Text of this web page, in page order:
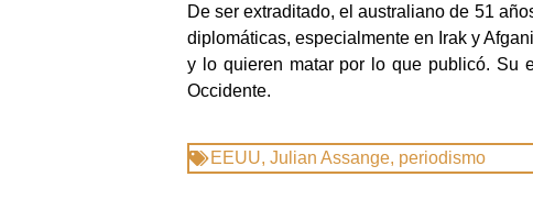
De ser extraditado, el australiano de 51
diplomáticas, especialmente en Irak y
y lo quieren matar por lo que publicó. Su
Occidente.
EEUU, Julian Assange, periodismo